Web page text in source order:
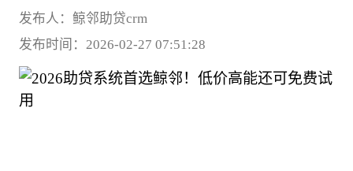
发布人：鲸邻助贷crm
发布时间：2026-02-27 07:51:28